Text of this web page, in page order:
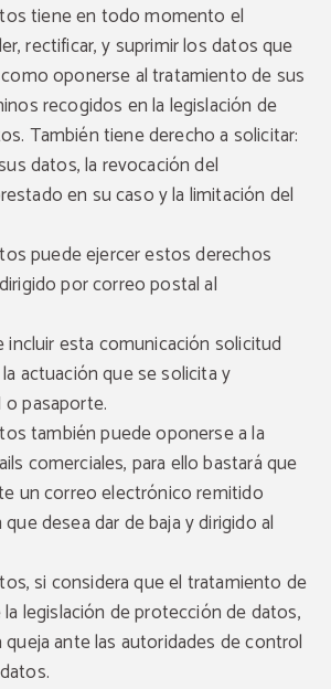
tiene en todo momento el
rectificar, y suprimir los datos que
oponerse al tratamiento de sus
recogidos en la legislación de
También tiene derecho a solicitar:
datos, la revocación del
en su caso y la limitación del
puede ejercer estos derechos
por correo postal al
incluir esta comunicación solicitud
actuación que se solicita y
pasaporte.
también puede oponerse a la
comerciales, para ello bastará que
un correo electrónico remitido
desea dar de baja y dirigido al
si considera que el tratamiento de
legislación de protección de datos,
queja ante las autoridades de control